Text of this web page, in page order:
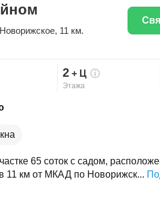
Новорижское, 11 км.
2+ Ц ⓘ
Этажа
65 соток с садом,
11 км от МКАД по Новорижск...